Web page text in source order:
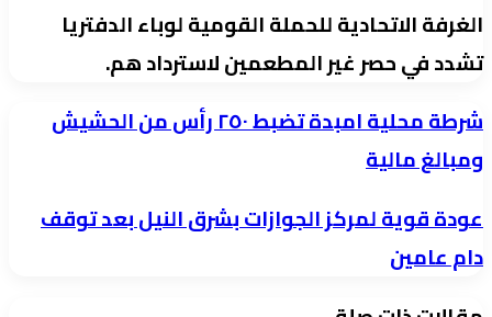
الغرفة الاتحادية للحملة القومية لوباء الدفتريا
تشدد في حصر غير المطعمين لاسترداد هم.
شرطة
محلية
امبدة
تضبط
٢٥٠
رأس
شرطة محلية امبدة تضبط ٢٥٠ رأس من الحشيش
ومبالغ مالية
عودة
قوية
لمركز
عودة قوية لمركز الجوازات بشرق النيل بعد توقف
دام عامين